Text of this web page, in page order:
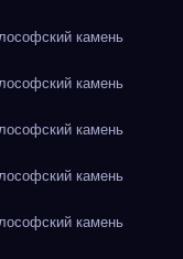
камень
камень
камень
камень
камень